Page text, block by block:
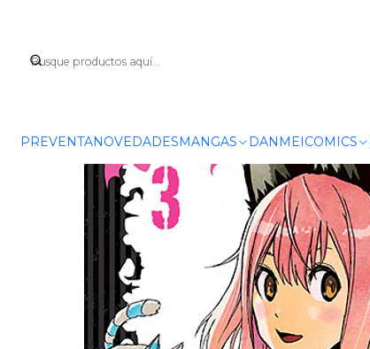
PREVENTANOVEDADESMANGAS DANMEICOMICS